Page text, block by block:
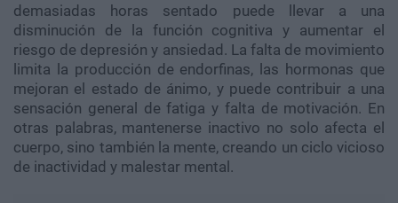
demasiadas horas sentado puede llevar a una
disminución de la función cognitiva y aumentar el
riesgo de depresión y ansiedad. La falta de movimiento
limita la producción de endorfinas, las hormonas que
mejoran el estado de ánimo, y puede contribuir a una
sensación general de fatiga y falta de motivación. En
otras palabras, mantenerse inactivo no solo afecta el
cuerpo, sino también la mente, creando un ciclo vicioso
de inactividad y malestar mental.